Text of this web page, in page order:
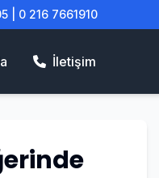
| 0 216 7661910
İletişim